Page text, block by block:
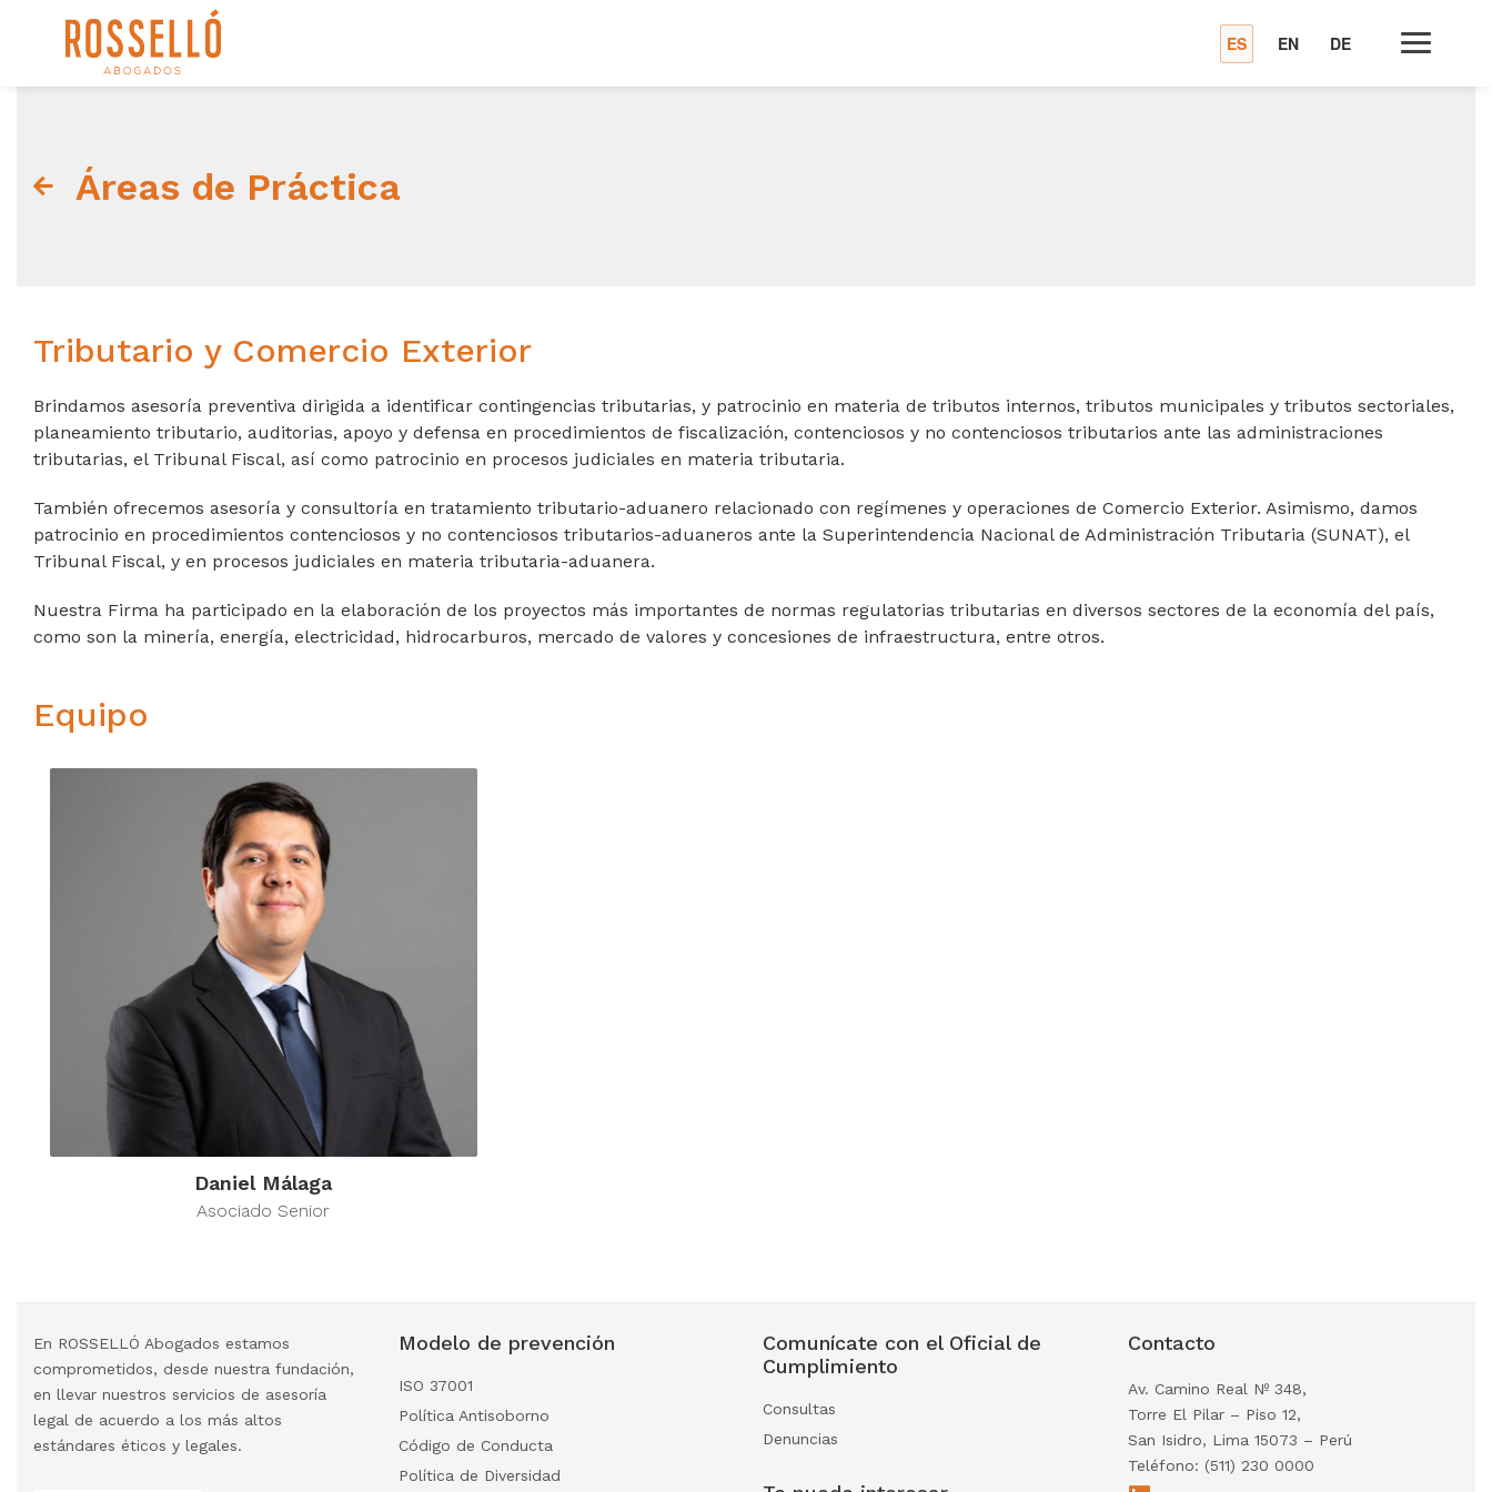
ES EN DE
Áreas de Práctica
Tributario y Comercio Exterior
Brindamos asesoría preventiva dirigida a identificar contingencias tributarias, y patrocinio en materia de tributos internos, tributos municipales y tributos sectoriales,
planeamiento tributario, auditorias, apoyo y defensa en procedimientos de fiscalización, contenciosos y no contenciosos tributarios ante las administraciones
tributarias, el Tribunal Fiscal, así como patrocinio en procesos judiciales en materia tributaria.
También ofrecemos asesoría y consultoría en tratamiento tributario-aduanero relacionado con regímenes y operaciones de Comercio Exterior. Asimismo, damos
patrocinio en procedimientos contenciosos y no contenciosos tributarios-aduaneros ante la Superintendencia Nacional de Administración Tributaria (SUNAT), el
Tribunal Fiscal, y en procesos judiciales en materia tributaria-aduanera.
Nuestra Firma ha participado en la elaboración de los proyectos más importantes de normas regulatorias tributarias en diversos sectores de la economía del país,
como son la minería, energía, electricidad, hidrocarburos, mercado de valores y concesiones de infraestructura, entre otros.
Equipo
Daniel Málaga
Asociado Senior
En ROSSELLÓ Abogados estamos
comprometidos, desde nuestra fundación,
en llevar nuestros servicios de asesoría
legal de acuerdo a los más altos
estándares éticos y legales.
Modelo de prevención
ISO 37001
Política Antisoborno
Código de Conducta
Política de Diversidad
Comunícate con el Oficial de
Cumplimiento
Consultas
Denuncias
Contacto
Av. Camino Real Nº 348,
Torre El Pilar – Piso 12,
San Isidro, Lima 15073 – Perú
Teléfono: (511) 230 0000